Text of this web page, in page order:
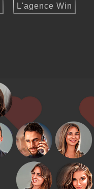
L'agence Win